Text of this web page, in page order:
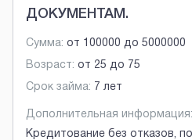
ДОКУМЕНТАМ.
Сумма: от 100000 до 5000000
Возраст: от 25 до 75
Срок займа: 7 лет
Дополнительная информация:
Кредитование без отказов,